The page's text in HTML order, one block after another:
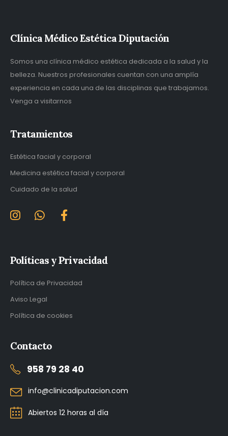
Clínica Médico Estética Diputación
Somos una clínica médico estética dedicada a la salud y la
belleza. Nuestros profesionales cuentan con una amplía
experiencia en cada una de las disciplinas que trabajamos.
Venga a visitarnos
Tratamientos
Estética facial y corporal
Medicina estética facial y corporal
Cuidado de la salud
Políticas y Privacidad
Política de Privacidad
Aviso Legal
Política de cookies
Contacto
958 79 28 40
info@clinicadiputacion.com
Abiertos 12 horas al día